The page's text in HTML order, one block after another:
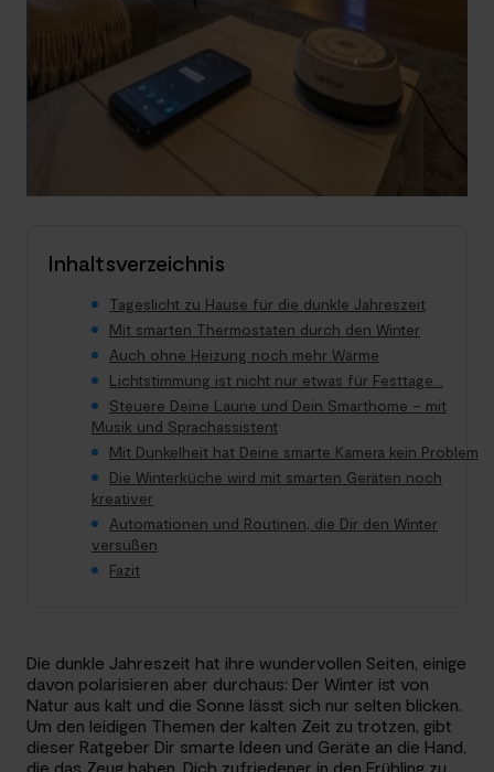
Inhaltsverzeichnis
Tageslicht zu Hause für die dunkle Jahreszeit
Mit smarten Thermostaten durch den Winter
Auch ohne Heizung noch mehr Wärme
Lichtstimmung ist nicht nur etwas für Festtage…
Steuere Deine Laune und Dein Smarthome – mit
Musik und Sprachassistent
Mit Dunkelheit hat Deine smarte Kamera kein Problem
Die Winterküche wird mit smarten Geräten noch
kreativer
Automationen und Routinen, die Dir den Winter
versüßen
Fazit
Die dunkle Jahreszeit hat ihre wundervollen Seiten, einige
davon polarisieren aber durchaus: Der Winter ist von
Natur aus kalt und die Sonne lässt sich nur selten blicken.
Um den leidigen Themen der kalten Zeit zu trotzen, gibt
dieser Ratgeber Dir smarte Ideen und Geräte an die Hand,
die das Zeug haben, Dich zufriedener in den Frühling zu